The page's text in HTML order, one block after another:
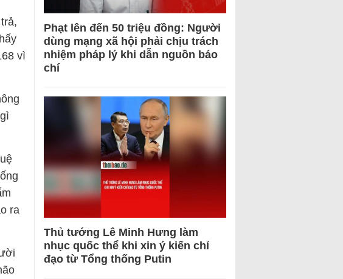
vì
ra
Phạt lên đến 50 triệu đồng: Người
dùng mạng xã hội phải chịu trách
nhiệm pháp lý khi dẫn nguồn báo
chí
Thủ tướng Lê Minh Hưng làm
nhục quốc thể khi xin ý kiến chỉ
đạo từ Tổng thống Putin